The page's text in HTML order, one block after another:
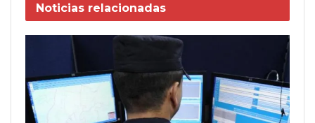
Noticias relacionadas